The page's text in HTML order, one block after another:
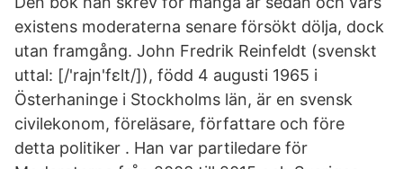
existens moderaterna senare försökt dölja, dock
utan framgång. John Fredrik Reinfeldt (svenskt
uttal: [/'rajn'fɛlt/]), född 4 augusti 1965 i
Österhaninge i Stockholms län, är en svensk
civilekonom, föreläsare, författare och före
detta politiker . Han var partiledare för